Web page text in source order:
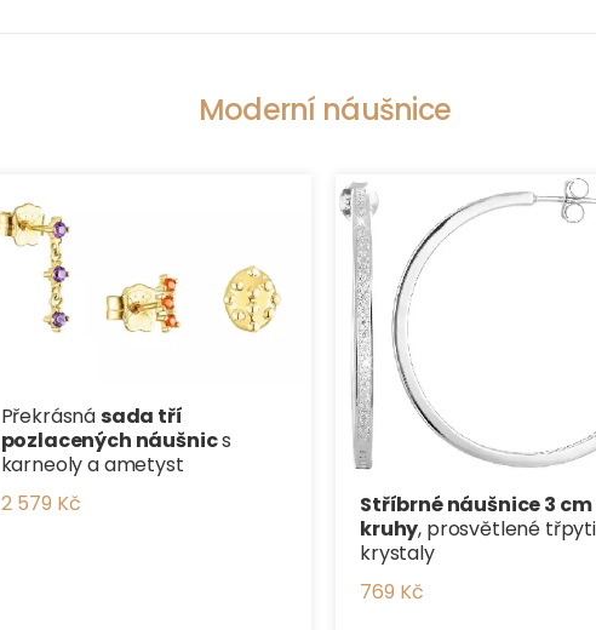
Moderní náušnice
Překrásnásada tří
pozlacených náušnics
karneoly a ametyst
2 579 Kč
Stříbrné náušnice 3 cm
kruhy, prosvětlené
krystaly
769 Kč